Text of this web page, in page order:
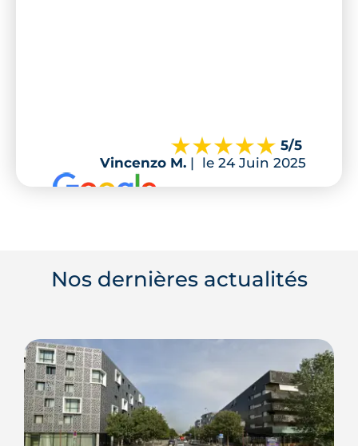
5/5
Vincenzo M. | le 24 Juin 2025
Nos dernières actualités